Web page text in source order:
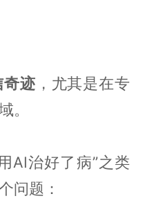
奇迹 ，尤其是在专
。
AI治好了病”之类
问题：